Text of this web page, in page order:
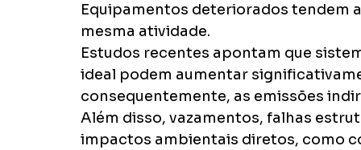
Equipamentos deteriorados tendem
mesma atividade.
Estudos recentes apontam que
ideal podem aumentar
consequentemente, as emissões
Além disso, vazamentos, falhas
impactos ambientais diretos, como